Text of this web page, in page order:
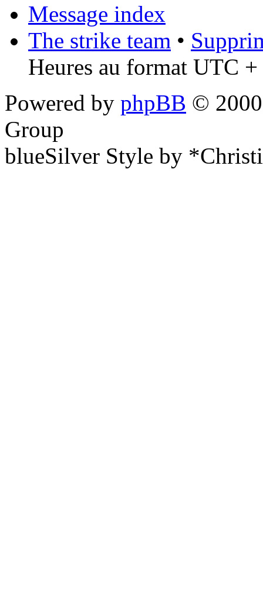
Message index
The strike team •
Heures au format UTC
Powered by phpBB ©
Group
blueSilver Style by